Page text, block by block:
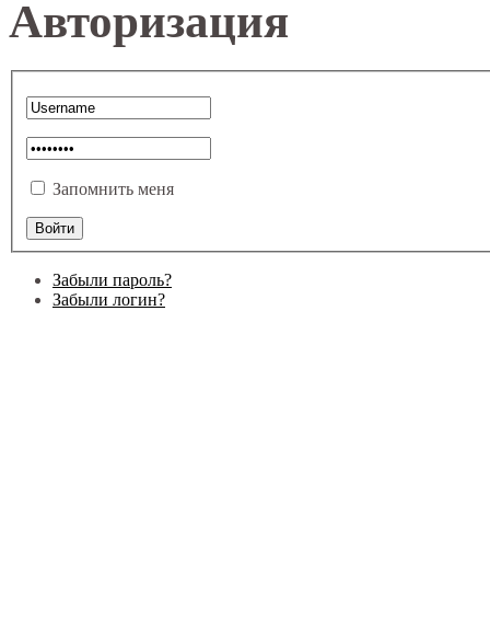
Авторизация
Запомнить меня
Забыли пароль?
Забыли логин?